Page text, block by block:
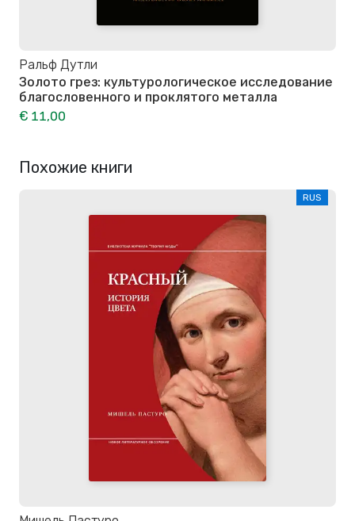
Ральф Дутли
Золото грез: культурологическое исследование
благословенного и проклятого металла
€ 11,00
Похожие книги
RUS